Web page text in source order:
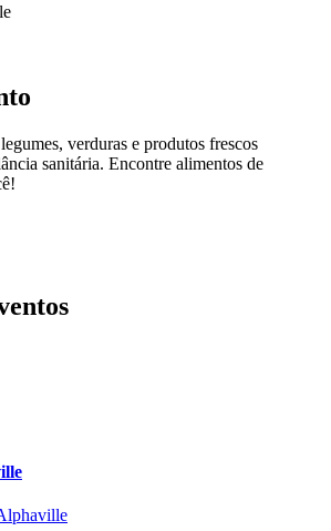
verduras e produtos frescos
sanitária. Encontre alimentos de